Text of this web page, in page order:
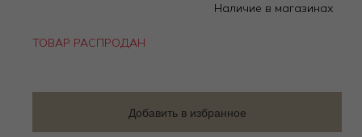
Наличие в магазинах
ТОВАР РАСПРОДАН
Добавить в избранное